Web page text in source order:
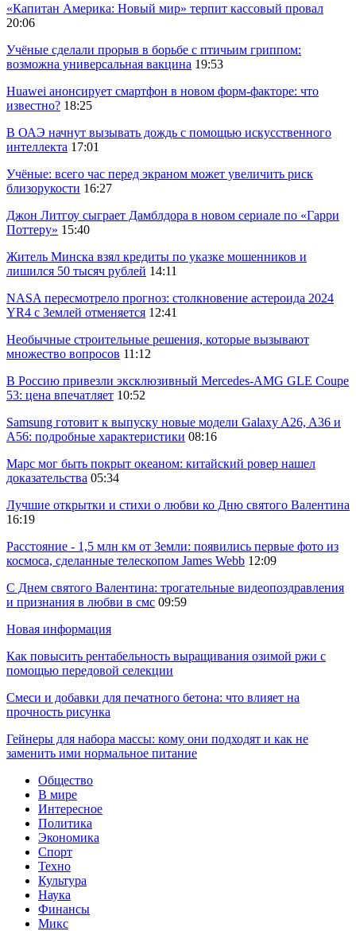
«Капитан Америка: Новый мир» терпит кассовый провал
20:06
Учёные сделали прорыв в борьбе с птичьим гриппом:
возможна универсальная вакцина 19:53
Huawei анонсирует смартфон в новом форм-факторе: что
известно? 18:25
В ОАЭ начнут вызывать дождь с помощью искусственного
интеллекта 17:01
Учёные: всего час перед экраном может увеличить риск
близорукости 16:27
Джон Литгоу сыграет Дамблдора в новом сериале по «Гарри
Поттеру» 15:40
Житель Минска взял кредиты по указке мошенников и
лишился 50 тысяч рублей 14:11
NASA пересмотрело прогноз: столкновение астероида 2024
YR4 с Землей отменяется 12:41
Необычные строительные решения, которые вызывают
множество вопросов 11:12
В Россию привезли эксклюзивный Mercedes-AMG GLE Coupe
53: цена впечатляет 10:52
Samsung готовит к выпуску новые модели Galaxy A26, A36 и
A56: подробные характеристики 08:16
Марс мог быть покрыт океаном: китайский ровер нашел
доказательства 05:34
Лучшие открытки и стихи о любви ко Дню святого Валентина
16:19
Расстояние - 1,5 млн км от Земли: появились первые фото из
космоса, сделанные телескопом James Webb 12:09
С Днем святого Валентина: трогательные видеопоздравления
и признания в любви в смс 09:59
Новая информация
Как повысить рентабельность выращивания озимой ржи с
помощью передовой селекции
Смеси и добавки для печатного бетона: что влияет на
прочность рисунка
Гейнеры для набора массы: кому они подходят и как не
заменить ими нормальное питание
Общество
В мире
Интересное
Политика
Экономика
Спорт
Техно
Культура
Наука
Финансы
Микс